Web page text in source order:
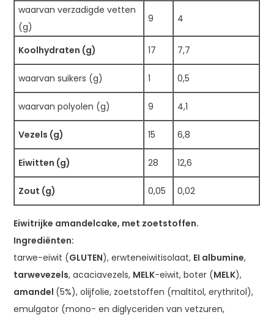
waarvan verzadigde vetten
(g)
9 4
Koolhydraten (g) 17 7,7
waarvan suikers (g) 1 0,5
waarvan polyolen (g) 9 4,1
Vezels (g) 15 6,8
Eiwitten (g) 28 12,6
Zout (g) 0,05 0,02
Eiwitrijke amandelcake, met zoetstoffen.
Ingrediënten:
tarwe-eiwit (GLUTEN), erwteneiwitisolaat, EI albumine,
tarwevezels, acaciavezels, MELK-eiwit, boter (MELK),
amandel (5%), olijfolie, zoetstoffen (maltitol, erythritol),
emulgator (mono- en diglyceriden van vetzuren,